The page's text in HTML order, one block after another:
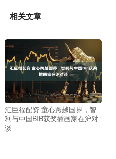
相关文章
汇巨福配资 童心跨越国界，智
利与中国BIB获奖插画家在沪对
谈